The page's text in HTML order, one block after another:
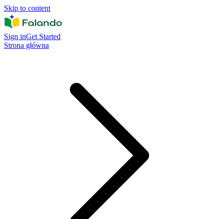
Skip to content
Sign inGet Started
Strona główna